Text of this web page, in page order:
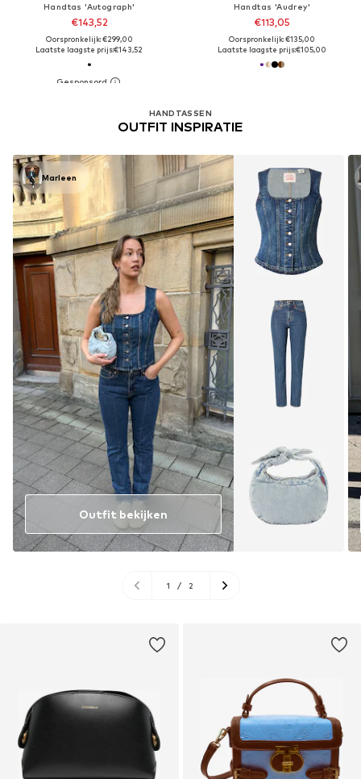
Handtas 'Autograph'
€143,52
Oorspronkelijk: €299,00
Laatste laagste prijs:€143,52
Handtas 'Audrey'
€113,05
Oorspronkelijk: €135,00
Laatste laagste prijs:€105,00
HANDTASSEN
OUTFIT INSPIRATIE
Marleen
Outfit bekijken
1 / 2